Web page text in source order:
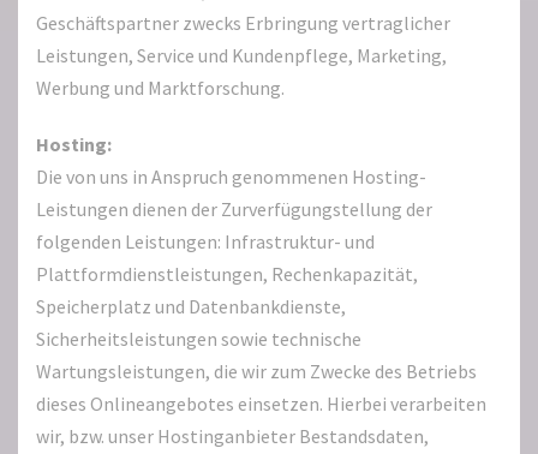
Geschäftspartner zwecks Erbringung vertraglicher
Leistungen, Service und Kundenpflege, Marketing,
Werbung und Marktforschung.
Hosting:
Die von uns in Anspruch genommenen Hosting-
Leistungen dienen der Zurverfügungstellung der
folgenden Leistungen: Infrastruktur- und
Plattformdienstleistungen, Rechenkapazität,
Speicherplatz und Datenbankdienste,
Sicherheitsleistungen sowie technische
Wartungsleistungen, die wir zum Zwecke des Betriebs
dieses Onlineangebotes einsetzen. Hierbei verarbeiten
wir, bzw. unser Hostinganbieter Bestandsdaten,